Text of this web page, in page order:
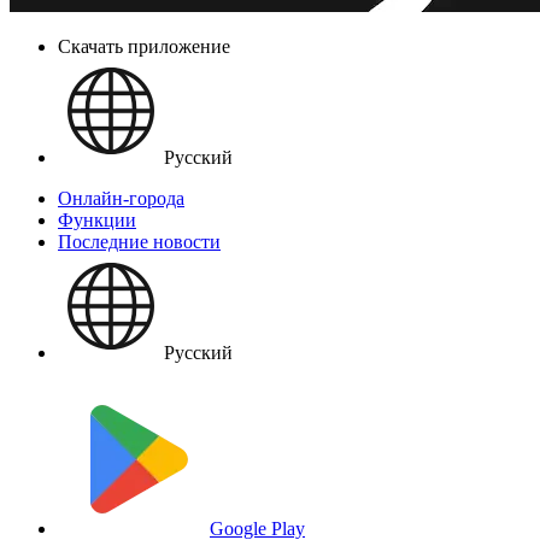
Скачать приложение
Русский
Онлайн-города
Функции
Последние новости
Русский
Google Play